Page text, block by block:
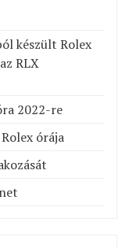
készült Rolex
RLX
2022-re
órája